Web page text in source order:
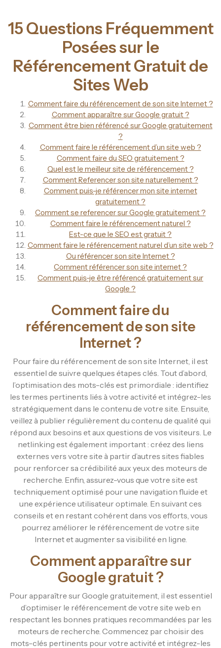
15 Questions Fréquemment
Posées sur le
Référencement Gratuit de
Sites Web
Comment faire du référencement de son site Internet ?
Comment apparaître sur Google gratuit ?
Comment être bien référencé sur Google gratuitement
?
Comment faire le référencement d’un site web ?
Comment faire du SEO gratuitement ?
Quel est le meilleur site de référencement ?
Comment Referencer son site naturellement ?
Comment puis-je référencer mon site internet
gratuitement ?
Comment se referencer sur Google gratuitement ?
Comment faire le référencement naturel ?
Est-ce que le SEO est gratuit ?
Comment faire le référencement naturel d’un site web ?
Ou référencer son site Internet ?
Comment référencer son site internet ?
Comment puis-je être référencé gratuitement sur
Google ?
Comment faire du
référencement de son site
Internet ?
Pour faire du référencement de son site Internet, il est
essentiel de suivre quelques étapes clés. Tout d’abord,
l’optimisation des mots-clés est primordiale : identifiez
les termes pertinents liés à votre activité et intégrez-les
stratégiquement dans le contenu de votre site. Ensuite,
veillez à publier régulièrement du contenu de qualité qui
répond aux besoins et aux questions de vos visiteurs. Le
netlinking est également important : créez des liens
externes vers votre site à partir d’autres sites fiables
pour renforcer sa crédibilité aux yeux des moteurs de
recherche. Enfin, assurez-vous que votre site est
techniquement optimisé pour une navigation fluide et
une expérience utilisateur optimale. En suivant ces
conseils et en restant cohérent dans vos efforts, vous
pourrez améliorer le référencement de votre site
Internet et augmenter sa visibilité en ligne.
Comment apparaître sur
Google gratuit ?
Pour apparaître sur Google gratuitement, il est essentiel
d’optimiser le référencement de votre site web en
respectant les bonnes pratiques recommandées par les
moteurs de recherche. Commencez par choisir des
mots-clés pertinents pour votre activité et intégrez-les